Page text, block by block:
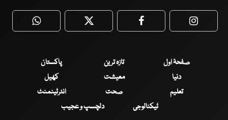
WhatsApp Twitter Facebook
صفحۂ اول تازہ ترین
پاکستان
دنیا
معیشت
کھیل
تعلیم
صحت
انٹرٹینمنٹ
ٹیکنالوجی
دلچسپ و عجیب